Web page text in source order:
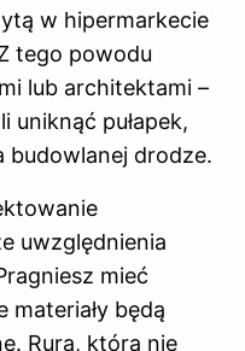
w hipermarkecie
tego powodu
lub architektami –
uniknąć pułapek,
budowlanej drodze.
uwzględnienia
mieć
materiały będą
Rura, która nie